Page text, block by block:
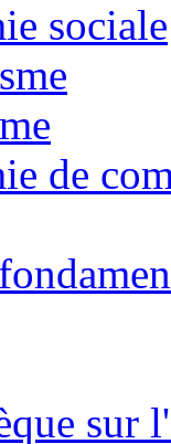
sociale
de
sur